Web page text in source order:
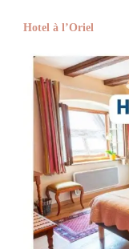
Hotel à l’Oriel